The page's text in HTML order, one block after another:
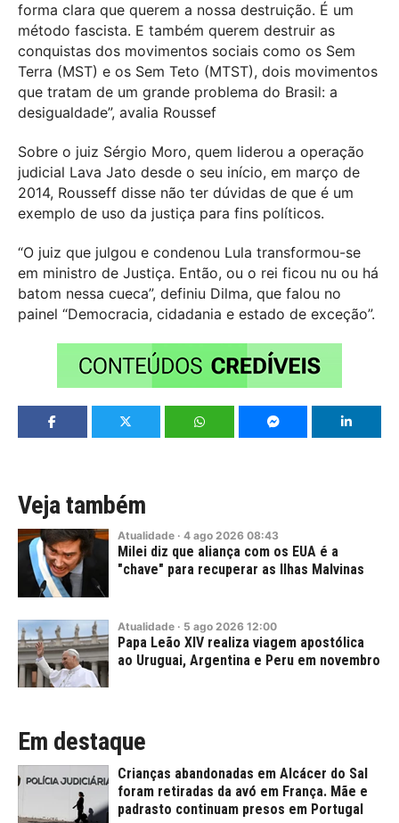
forma clara que querem a nossa destruição. É um
método fascista. E também querem destruir as
conquistas dos movimentos sociais como os Sem
Terra (MST) e os Sem Teto (MTST), dois movimentos
que tratam de um grande problema do Brasil: a
desigualdade”, avalia Roussef
Sobre o juiz Sérgio Moro, quem liderou a operação
judicial Lava Jato desde o seu início, em março de
2014, Rousseff disse não ter dúvidas de que é um
exemplo de uso da justiça para fins políticos.
“O juiz que julgou e condenou Lula transformou-se
em ministro de Justiça. Então, ou o rei ficou nu ou há
batom nessa cueca”, definiu Dilma, que falou no
painel “Democracia, cidadania e estado de exceção”.
Veja também
Atualidade · 4 ago 2026 08:43
Milei diz que aliança com os EUA é a
"chave" para recuperar as Ilhas Malvinas
Atualidade · 5 ago 2026 12:00
Papa Leão XIV realiza viagem apostólica
ao Uruguai, Argentina e Peru em novembro
Em destaque
Crianças abandonadas em Alcácer do Sal
foram retiradas da avó em França. Mãe e
padrasto continuam presos em Portugal